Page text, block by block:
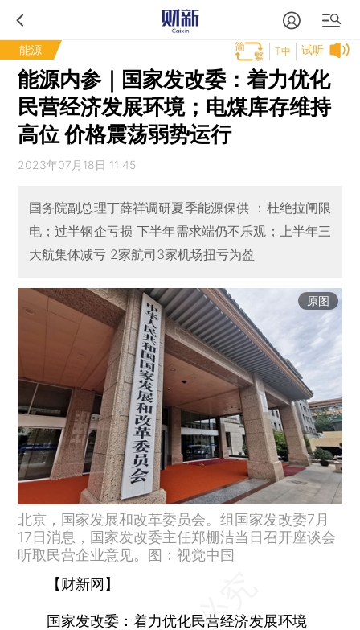
能源 试听
T中
能源内参｜国家发改委：着力优化
民营经济发展环境；电煤库存维持
高位 价格震荡弱势运行
2023年07月18日 11:45
国务院副总理丁薛祥调研夏季能源保供 ：杜绝拉闸限
电；过半钢企亏损 下半年需求端仍不乐观；上半年三
大航集体减亏 2家航司3家机场扭亏为盈
原图
北京，国家发展和改革委员会。组国家发改委7月
17日消息，国家发改委主任郑栅洁当日召开座谈会
听取民营企业意见。图：视觉中国
【财新网】
国家发改委：着力优化民营经济发展环境